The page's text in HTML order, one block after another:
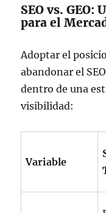
SEO vs.
para el
Adoptar el
abandonar el
dentro de una
visibilidad:
Variable